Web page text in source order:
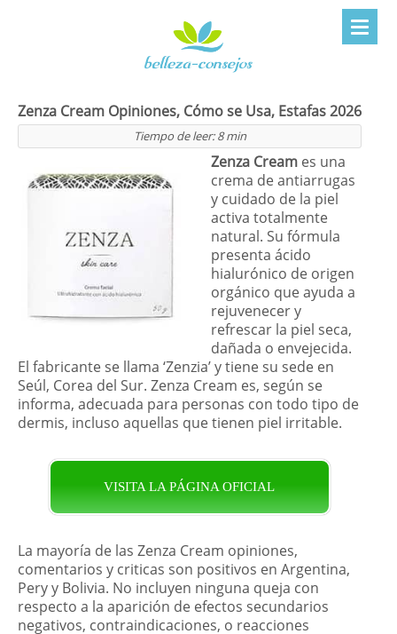
Zenza Cream Opiniones, Cómo se Usa, Estafas 2026
Tiempo de leer:8 min
Zenza Cream es una
crema de antiarrugas
y cuidado de la piel
activa totalmente
natural. Su fórmula
presenta ácido
hialurónico de origen
orgánico que ayuda a
rejuvenecer y
refrescar la piel seca,
dañada o envejecida.
El fabricante se llama ‘Zenzia’ y tiene su sede en
Seúl, Corea del Sur. Zenza Cream es, según se
informa, adecuada para personas con todo tipo de
dermis, incluso aquellas que tienen piel irritable.
VISITA LA PÁGINA OFICIAL
La mayoría de las Zenza Cream opiniones,
comentarios y criticas son positivos en Argentina,
Pery y Bolivia. No incluyen ninguna queja con
respecto a la aparición de efectos secundarios
negativos, contraindicaciones, o reacciones